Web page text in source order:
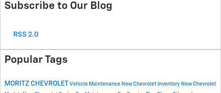
Subscribe to Our Blog
RSS 2.0
Popular Tags
MORITZ CHEVROLET Vehicle Maintenance New Chevrolet Inventory New Chevrolet